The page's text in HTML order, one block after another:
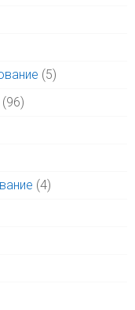
(5)
(96)
(4)